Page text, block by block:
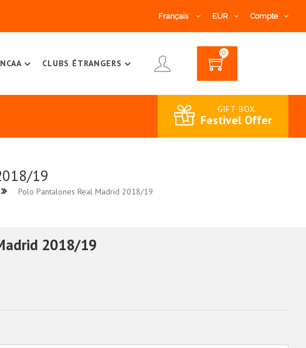
Français EUR Compte
CLUBS ÉTRANGERS
0
GIFT BOX
Festivel Offer
19
Polo Pantalones Real Madrid 2018/19
2018/19